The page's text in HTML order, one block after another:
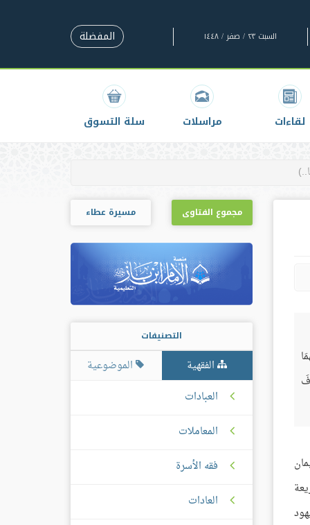
السبت ٢٣ / صفر / ١٤٤٨ المفضلة
لقاءات مراسلات سلة التسوق
مجموع الفتاوى مسيرة عطاء
التصنيفات
الفقهية
الموضوعية
العبادات
المعاملات
فقه الأسرة
العادات